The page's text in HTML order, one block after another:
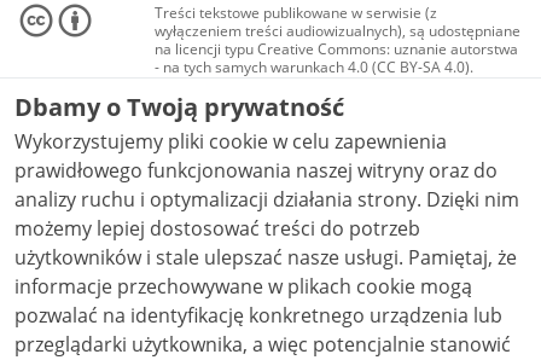
Treści tekstowe publikowane w serwisie (z
wyłączeniem treści audiowizualnych), są udostępniane
na licencji typu Creative Commons: uznanie autorstwa
- na tych samych warunkach 4.0 (CC BY-SA 4.0).
Materiały audiowizualne, w tym zdjęcia, materiały
audio i wideo, są udostępniane na licencji typu
Creative Commons: uznanie autorstwa użycie
niekomercyjne - bez utworów zależnych 4.0 (CC BY-
NC-ND 4.0), o ile nie jest to stwierdzone inaczej.
Dbamy o Twoją prywatność
Wykorzystujemy pliki cookie w celu zapewnienia
prawidłowego funkcjonowania naszej witryny oraz do
analizy ruchu i optymalizacji działania strony. Dzięki nim
możemy lepiej dostosować treści do potrzeb
użytkowników i stale ulepszać nasze usługi. Pamiętaj, że
informacje przechowywane w plikach cookie mogą
pozwalać na identyfikację konkretnego urządzenia lub
przeglądarki użytkownika, a więc potencjalnie stanowić